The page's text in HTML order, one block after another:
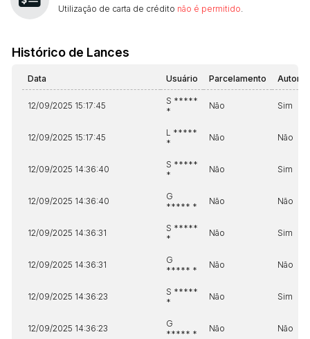
Utilização de carta de crédito não é permitido
Histórico de Lances
Data Usuário Parcelamento
12/09/2025 15:17:45
S *****
*
Não Sim
12/09/2025 15:17:45
L *****
*
Não Não
12/09/2025 14:36:40
S *****
*
Não Sim
12/09/2025 14:36:40
G
***** *
Não Não
12/09/2025 14:36:31
S *****
*
Não Sim
12/09/2025 14:36:31
G
***** *
Não Não
12/09/2025 14:36:23
S *****
*
Não Sim
12/09/2025 14:36:23
G
***** *
Não Não